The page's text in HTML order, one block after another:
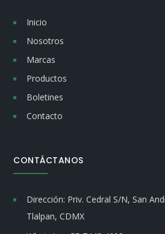
Inicio
Nosotros
Marcas
Productos
Boletines
Contacto
CONTÁCTANOS
Dirección: Priv. Cedral S/N, San
Tlalpan, CDMX